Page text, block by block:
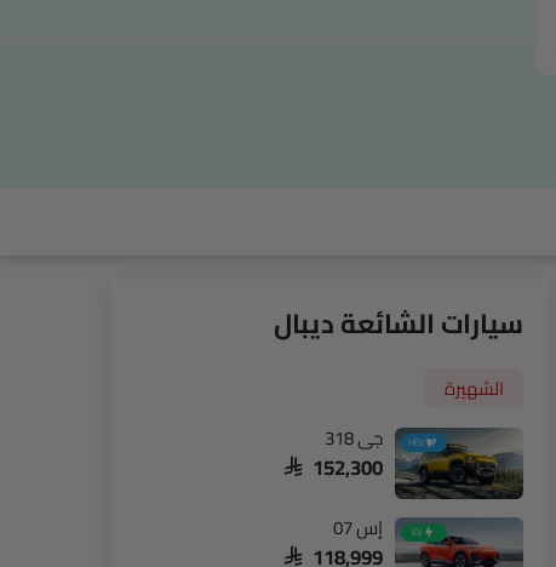
سيارات الشائعة ديبال
الشهيرة
HEV جي 318
SAR 152,300
EV إس 07
SAR 118,999